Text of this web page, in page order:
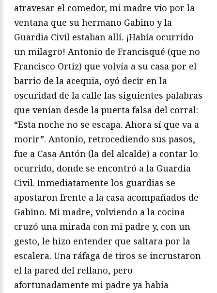
atravesar el comedor, mi madre vio por la
ventana que su hermano Gabino y la
Guardia Civil estaban allí. ¡Había ocurrido
un milagro! Antonio de Francisqué (que no
Francisco Ortiz) que volvía a su casa por el
barrio de la acequia, oyó decir en la
oscuridad de la calle las siguientes palabras
que venían desde la puerta falsa del corral:
“Esta noche no se escapa. Ahora sí que va a
morir”. Antonio, retrocediendo sus pasos,
fue a Casa Antón (la del alcalde) a contar lo
ocurrido, donde se encontró a la Guardia
Civil. Inmediatamente los guardias se
apostaron frente a la casa acompañados de
Gabino. Mi madre, volviendo a la cocina
cruzó una mirada con mi padre y, con un
gesto, le hizo entender que saltara por la
escalera. Una ráfaga de tiros se incrustaron
el la pared del rellano, pero
afortunadamente mi padre ya había